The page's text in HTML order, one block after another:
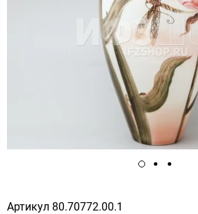
Артикул 80.70772.00.1